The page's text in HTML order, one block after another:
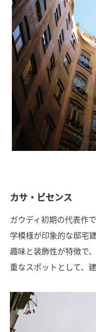
カサ・ビセンス
ガウディ初期の代表作
学模様が印象的な邸宅
趣味と装飾性が特徴で
重なスポットとして、